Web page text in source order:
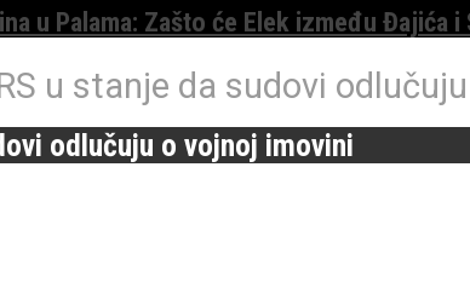
u Palama: Zašto će Elek između Đajića
u stanje da sudovi
odlučuju o vojnoj imovini